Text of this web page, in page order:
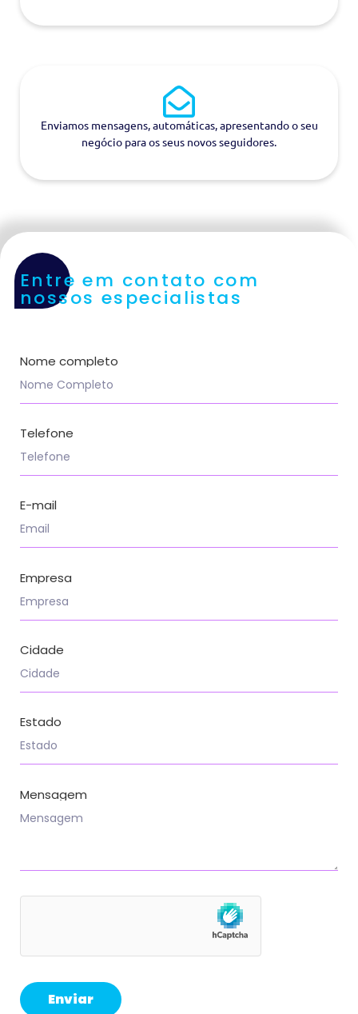
Enviamos mensagens, automáticas, apresentando o seu
negócio para os seus novos seguidores.
Entre em contato com
nossos especialistas
Nome completo
Telefone
E-mail
Empresa
Cidade
Estado
Mensagem